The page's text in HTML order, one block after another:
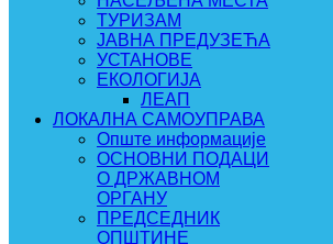
ТУРИЗАМ
ЈАВНА ПРЕДУЗЕЋА
УСТАНОВЕ
ЕКОЛОГИЈА
ЛЕАП
ЛОКАЛНА САМОУПРАВА
Опште информације
ОСНОВНИ ПОДАЦИ
О ДРЖАВНОМ
ОРГАНУ
ПРЕДСЕДНИК
ОПШТИНЕ